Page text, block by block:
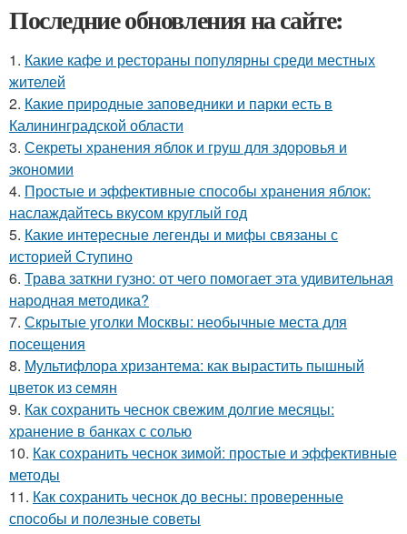
Последние обновления на сайте:
1. Какие кафе и рестораны популярны среди местных
жителей
2. Какие природные заповедники и парки есть в
Калининградской области
3. Секреты хранения яблок и груш для здоровья и
экономии
4. Простые и эффективные способы хранения яблок:
наслаждайтесь вкусом круглый год
5. Какие интересные легенды и мифы связаны с
историей Ступино
6. Трава заткни гузно: от чего помогает эта удивительная
народная методика?
7. Скрытые уголки Москвы: необычные места для
посещения
8. Мультифлора хризантема: как вырастить пышный
цветок из семян
9. Как сохранить чеснок свежим долгие месяцы:
хранение в банках с солью
10. Как сохранить чеснок зимой: простые и эффективные
методы
11. Как сохранить чеснок до весны: проверенные
способы и полезные советы